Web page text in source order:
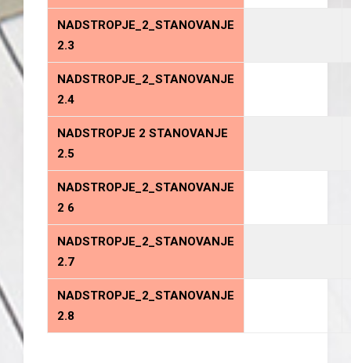
NADSTROPJE_2 _STANOVANJE
2.3
NADSTROPJE_2 _STANOVANJE
2.4
NADSTROPJE 2 STANOVANJE
2.5
NADSTROPJE_2_STANOVANJE
2 6
NADSTROPJE_2 _STANOVANJE
2.7
NADSTROPJE_2 _STANOVANJE
2.8